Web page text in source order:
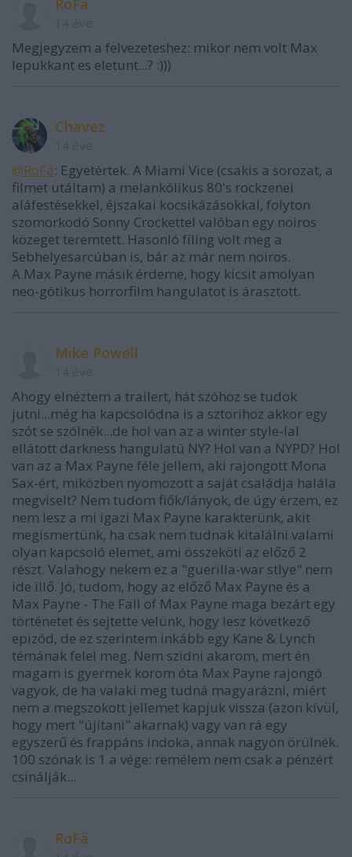
RoFä
Megjegyzem a felvezeteshez: mikor nem volt Max
lepukkant es eletunt...? :)))
Chavez
@RoFä: Egyetértek. A Miami Vice (csakis a sorozat, a
filmet utáltam) a melankólikus 80's rockzenei
aláfestésekkel, éjszakai kocsikázásokkal, folyton
szomorkodó Sonny Crockettel valóban egy noiros
közeget teremtett. Hasonló fíling volt meg a
Sebhelyesarcúban is, bár az már nem noiros.
A Max Payne másik érdeme, hogy kicsit amolyan
neo-gótikus horrorfilm hangulatot is árasztott.
Mike Powell
Ahogy elnéztem a trailert, hát szóhoz se tudok
jutni...még ha kapcsolódna is a sztorihoz akkor egy
szót se szólnék...de hol van az a winter style-lal
ellátott darkness hangulatú NY? Hol van a NYPD? Hol
van az a Max Payne féle jellem, aki rajongott Mona
Sax-ért, miközben nyomozott a saját családja halála
megviselt? Nem tudom fiők/lányok, de úgy érzem, ez
nem lesz a mi igazi Max Payne karakterünk, akit
megismertünk, ha csak nem tudnak kitalálni valami
olyan kapcsoló elemet, ami összeköti az előző 2
részt. Valahogy nekem ez a "guerilla-war stlye" nem
ide illő. Jó, tudom, hogy az előző Max Payne és a
Max Payne - The Fall of Max Payne maga bezárt egy
történetet és sejtette velünk, hogy lesz következő
epizód, de ez szerintem inkább egy Kane & Lynch
témának felel meg. Nem szidni akarom, mert én
magam is gyermek korom óta Max Payne rajongó
vagyok, de ha valaki meg tudná magyarázni, miért
nem a megszokott jellemet kapjuk vissza (azon kívül,
hogy mert "újítani" akarnak) vagy van rá egy
egyszerű és frappáns indoka, annak nagyon örülnék.
100 szónak is 1 a vége: remélem nem csak a pénzért
csinálják...
RoFä